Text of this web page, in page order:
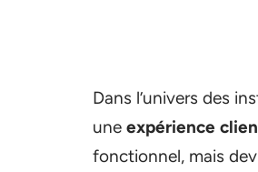
Dans l’univers des
une expérience
fonctionnel, mais